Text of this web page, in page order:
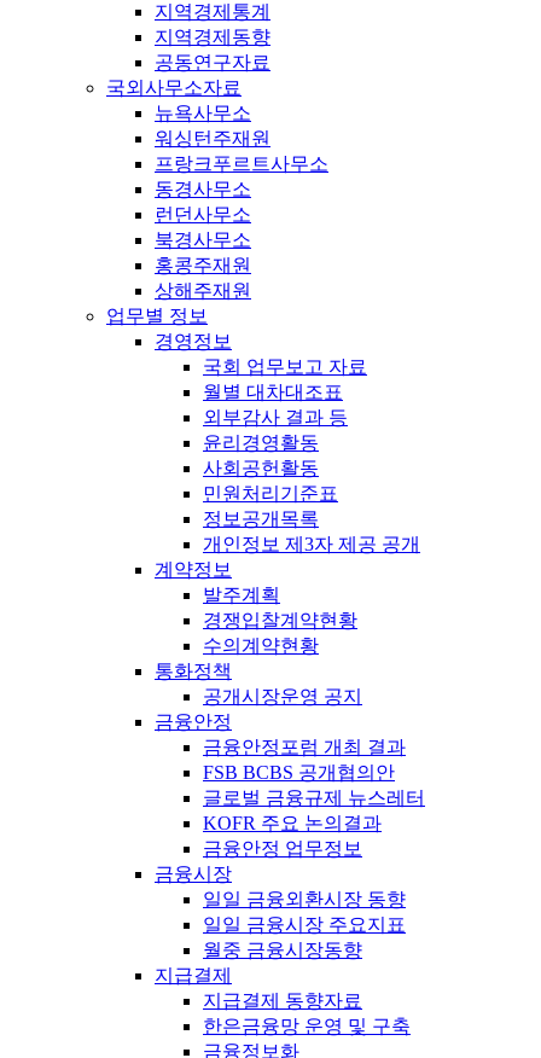
지역경제통계
지역경제동향
공동연구자료
국외사무소자료
뉴욕사무소
워싱턴주재원
프랑크푸르트사무소
동경사무소
런던사무소
북경사무소
홍콩주재원
상해주재원
업무별 정보
경영정보
국회 업무보고 자료
월별 대차대조표
외부감사 결과 등
윤리경영활동
사회공헌활동
민원처리기준표
정보공개목록
개인정보 제3자 제공 공개
계약정보
발주계획
경쟁입찰계약현황
수의계약현황
통화정책
공개시장운영 공지
금융안정
금융안정포럼 개최 결과
FSB BCBS 공개협의안
글로벌 금융규제 뉴스레터
KOFR 주요 논의결과
금융안정 업무정보
금융시장
일일 금융외환시장 동향
일일 금융시장 주요지표
월중 금융시장동향
지급결제
지급결제 동향자료
한은금융망 운영 및 구축
금융정보화